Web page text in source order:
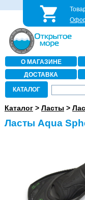
О МАГАЗИНЕ
ДОСТАВКА
КАТАЛОГ
Каталог> Ласты >
Ласты Aqua